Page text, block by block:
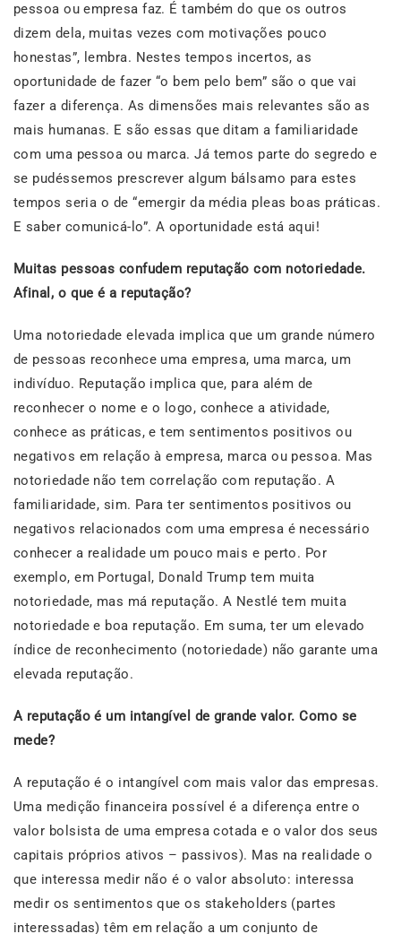
pessoa ou empresa faz. É também do que os outros
dizem dela, muitas vezes com motivações pouco
honestas”, lembra. Nestes tempos incertos, as
oportunidade de fazer “o bem pelo bem” são o que vai
fazer a diferença. As dimensões mais relevantes são as
mais humanas. E são essas que ditam a familiaridade
com uma pessoa ou marca. Já temos parte do segredo e
se pudéssemos prescrever algum bálsamo para estes
tempos seria o de “emergir da média pleas boas práticas.
E saber comunicá-lo”. A oportunidade está aqui!
Muitas pessoas confudem reputação com notoriedade.
Afinal, o que é a reputação?
Uma notoriedade elevada implica que um grande número
de pessoas reconhece uma empresa, uma marca, um
indivíduo. Reputação implica que, para além de
reconhecer o nome e o logo, conhece a atividade,
conhece as práticas, e tem sentimentos positivos ou
negativos em relação à empresa, marca ou pessoa. Mas
notoriedade não tem correlação com reputação. A
familiaridade, sim. Para ter sentimentos positivos ou
negativos relacionados com uma empresa é necessário
conhecer a realidade um pouco mais e perto. Por
exemplo, em Portugal, Donald Trump tem muita
notoriedade, mas má reputação. A Nestlé tem muita
notoriedade e boa reputação. Em suma, ter um elevado
índice de reconhecimento (notoriedade) não garante uma
elevada reputação.
A reputação é um intangível de grande valor. Como se
mede?
A reputação é o intangível com mais valor das empresas.
Uma medição financeira possível é a diferença entre o
valor bolsista de uma empresa cotada e o valor dos seus
capitais próprios ativos – passivos). Mas na realidade o
que interessa medir não é o valor absoluto: interessa
medir os sentimentos que os stakeholders (partes
interessadas) têm em relação a um conjunto de